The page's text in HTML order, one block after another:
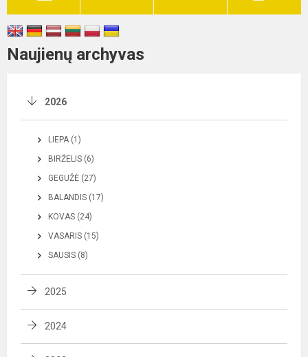
Naujienų archyvas
2026
LIEPA (1)
BIRŽELIS (6)
GEGUŽĖ (27)
BALANDIS (17)
KOVAS (24)
VASARIS (15)
SAUSIS (8)
2025
2024